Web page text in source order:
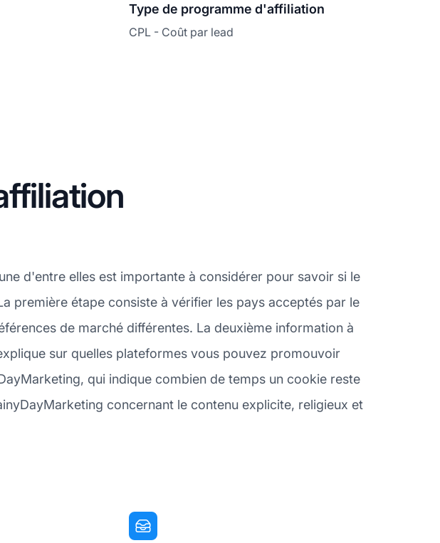
Type de programme d'affiliation
CPL - Coût par lead
d'entre elles est importante à considérer pour savoir si le
première étape consiste à vérifier les pays acceptés par le
de marché différentes. La deuxième information à
sur quelles plateformes vous pouvez promouvoir
qui indique combien de temps un cookie reste
concernant le contenu explicite, religieux et